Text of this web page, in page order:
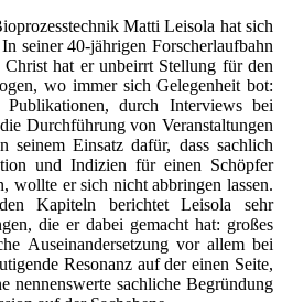
Matti Leisola hat sich
seiner 40-jährigen Forscherlaufbahn
hat er unbeirrt Stellung für den
wo immer sich Gelegenheit bot:
durch Interviews bei
Durchführung von Veranstaltungen
seinem Einsatz dafür, dass sachlich
und Indizien für einen Schöpfer
wollte er sich nicht abbringen lassen.
Kapiteln berichtet Leisola sehr
die er dabei gemacht hat: großes
Auseinandersetzung vor allem bei
Resonanz auf der einen Seite,
nennenswerte sachliche Begründung